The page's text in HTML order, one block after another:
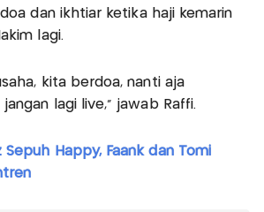
dan ikhtiar ketika haji kemarin
lagi.
kita berdoa, nanti aja
lagi live,” jawab Raffi.
Sepuh Happy, Faank dan Tomi